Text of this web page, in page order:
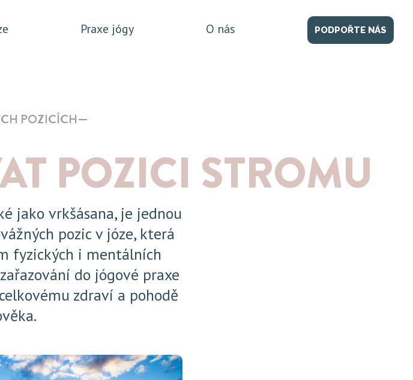
Praxe jógy O nás PODPOŘTE NÁS
POZICÍCH
POZICI STROMU
jako vrkšásana, je jednou
pozic v józe, která
fyzických i mentálních
do jógové praxe
zdraví a pohodě